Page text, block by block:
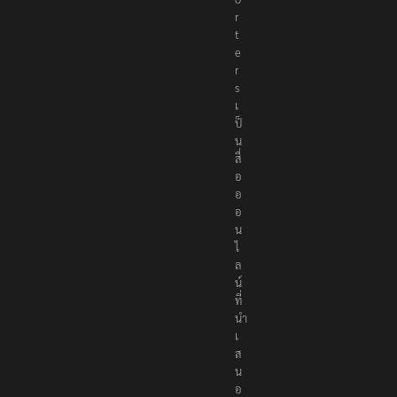
r
t
e
r
s
เ
ป็
น
สื่
อ
อ
อ
น
ไ
ล
น์
ที่
นำ
เ
ส
น
อ